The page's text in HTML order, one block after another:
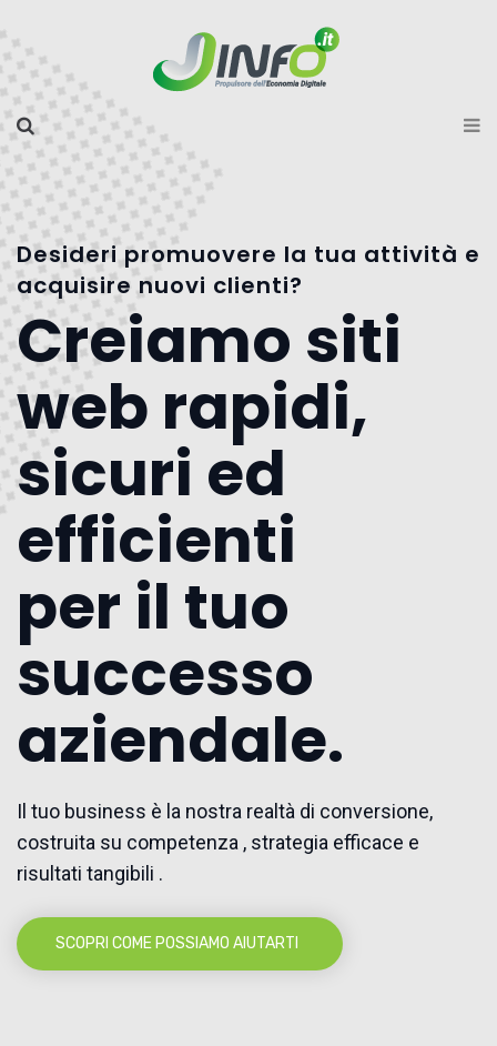
Desideri promuovere la tua attività e
acquisire nuovi clienti?
Creiamo siti
web rapidi,
sicuri ed
efficienti
per il tuo
successo
aziendale.
Il tuo business è la nostra realtà di conversione,
costruita su competenza , strategia efficace e
risultati tangibili .
SCOPRI COME POSSIAMO AIUTARTI